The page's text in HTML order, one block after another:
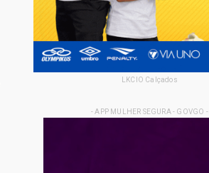
LKCIO Calçados
- APP MULHER SEGURA - GOVGO -